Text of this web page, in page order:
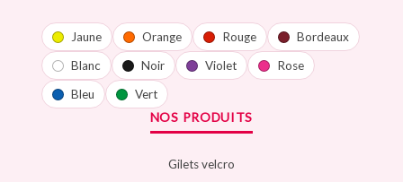
Jaune Orange Rouge
Bordeaux
Blanc
Noir Violet
Rose
Bleu
Vert
NOS PRODUITS
Gilets velcro